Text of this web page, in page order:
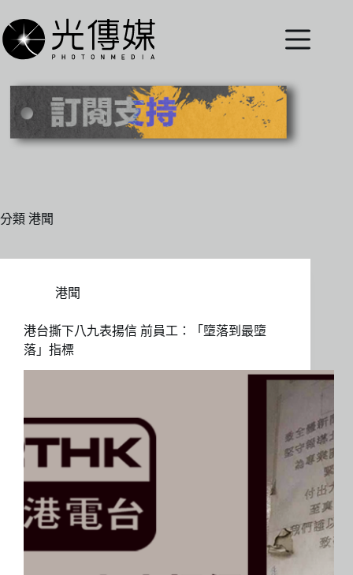
至
主
內
分類 港聞
港聞
港台撕下八九表揚信 前員工：「墮落到最墮
落」指標